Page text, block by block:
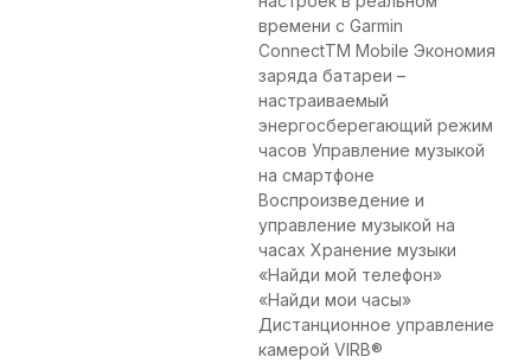
времени с Garmin
ConnectTM Mobile Экономия
заряда батареи –
настраиваемый
энергосберегающий режим
часов Управление музыкой
на смартфоне
Воспроизведение и
управление музыкой на
часах Хранение музыки
«Найди мой телефон»
«Найди мои часы»
Дистанционное управление
камерой VIRB®